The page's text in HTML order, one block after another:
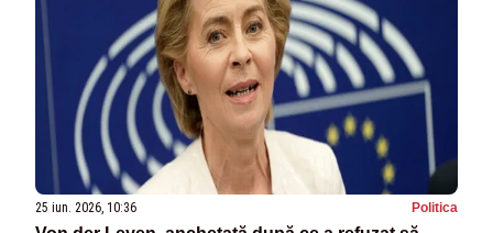
25 iun. 2026, 10:36 Politica